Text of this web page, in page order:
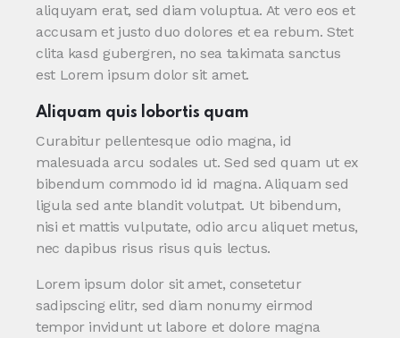
aliquyam erat, sed diam voluptua. At vero eos et
accusam et justo duo dolores et ea rebum. Stet
clita kasd gubergren, no sea takimata sanctus
est Lorem ipsum dolor sit amet.
Aliquam quis lobortis quam
Curabitur pellentesque odio magna, id
malesuada arcu sodales ut. Sed sed quam ut ex
bibendum commodo id id magna. Aliquam sed
ligula sed ante blandit volutpat. Ut bibendum,
nisi et mattis vulputate, odio arcu aliquet metus,
nec dapibus risus risus quis lectus.
Lorem ipsum dolor sit amet, consetetur
sadipscing elitr, sed diam nonumy eirmod
tempor invidunt ut labore et dolore magna